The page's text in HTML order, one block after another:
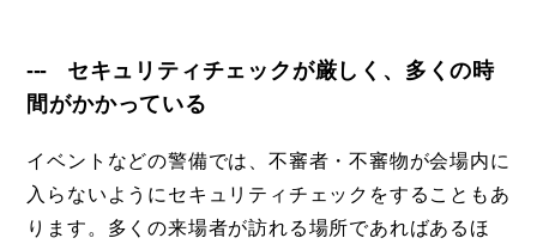
セキュリティチェックが厳しく、多くの時
間がかかっている
イベントなどの警備では、不審者・不審物が会場内に
入らないようにセキュリティチェックをすることもあ
ります。多くの来場者が訪れる場所であればあるほ